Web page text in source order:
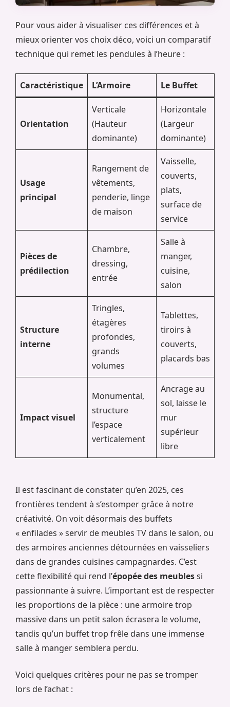
Pour vous aider à visualiser ces différences et à
mieux orienter vos choix déco, voici un comparatif
technique qui remet les pendules à l’heure :
Caractéristique L’Armoire Le Buffet
Orientation
Verticale
(Hauteur
dominante)
Horizontale
(Largeur
dominante)
Usage
principal
Rangement de
vêtements,
penderie, linge
de maison
Vaisselle,
couverts,
plats,
surface de
service
Pièces de
prédilection
Chambre,
dressing,
entrée
Salle à
manger,
cuisine,
salon
Structure
interne
Tringles,
étagères
profondes,
grands
volumes
Tablettes,
tiroirs à
couverts,
placards bas
Impact visuel
Monumental,
structure
l’espace
verticalement
Ancrage au
sol, laisse le
mur
supérieur
libre
Il est fascinant de constater qu’en 2025, ces
frontières tendent à s’estomper grâce à notre
créativité. On voit désormais des buffets
« enfilades » servir de meubles TV dans le salon, ou
des armoires anciennes détournées en vaisseliers
dans de grandes cuisines campagnardes. C’est
cette flexibilité qui rend l’épopée des meublessi
passionnante à suivre. L’important est de respecter
les proportions de la pièce : une armoire trop
massive dans un petit salon écrasera le volume,
tandis qu’un buffet trop frêle dans une immense
salle à manger semblera perdu.
Voici quelques critères pour ne pas se tromper
lors de l’achat :